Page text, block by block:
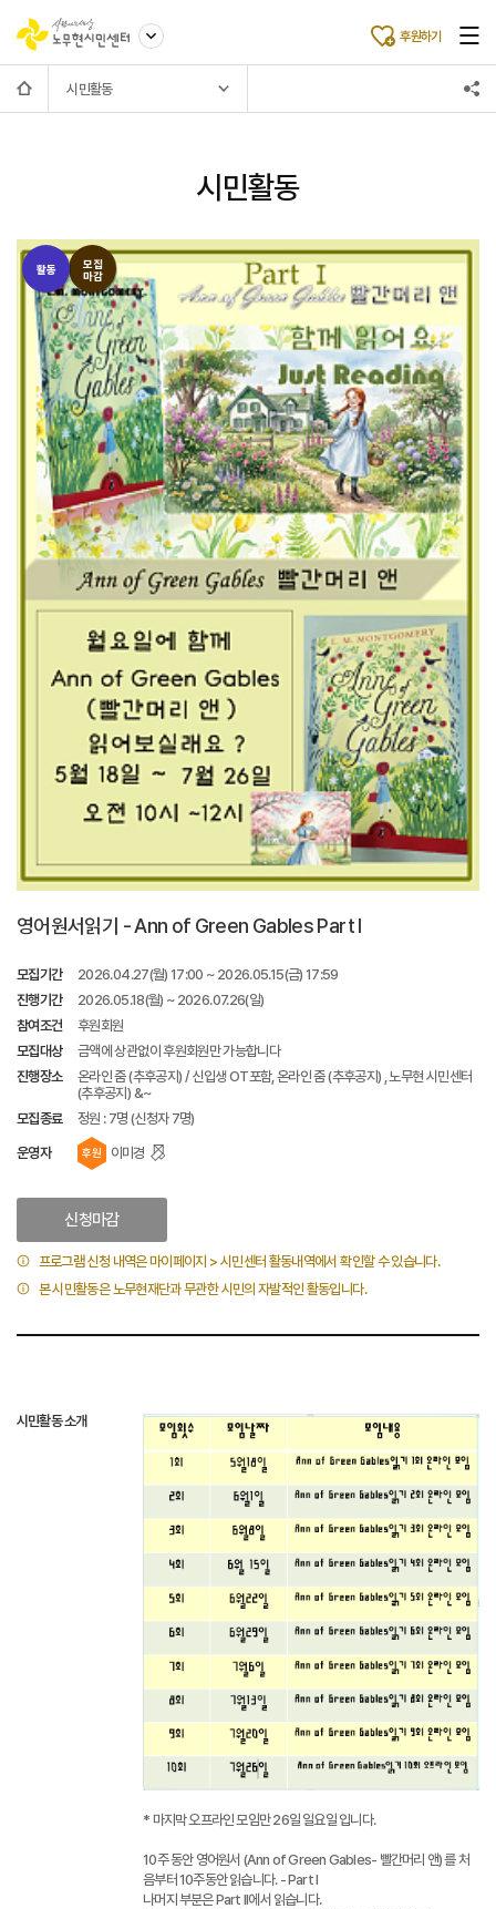
후원하기
시민활동
시민활동
활동
모집
마감
영어원서읽기 - Ann of Green Gables Part I
모집기간
2026.04.27(월) 17:00 ~ 2026.05.15(금) 17:59
진행기간
2026.05.18(월) ~ 2026.07.26(일)
참여조건
후원회원
모집대상
금액에 상관없이 후원회원만 가능합니다
진행장소
온라인 줌 (추후공지) / 신입생 OT포함, 온라인 줌 (추후공지) , 노무현 시민센터
(추후공지) &~
모집종료
정원 : 7명 (신청자 7명)
운영자 후원 이미경
신청마감
프로그램 신청 내역은 마이페이지 > 시민센터 활동내역에서 확인할 수 있습니다.
본 시민활동은 노무현재단과 무관한 시민의 자발적인 활동입니다.
시민활동 소개
* 마지막 오프라인 모임만 26일 일요일 입니다.
10주 동안 영어원서 (Ann of Green Gables- 빨간머리 앤) 를 처
음부터 10주동안 읽습니다. - Part I
나머지 부분은 Part II에서 읽습니다.